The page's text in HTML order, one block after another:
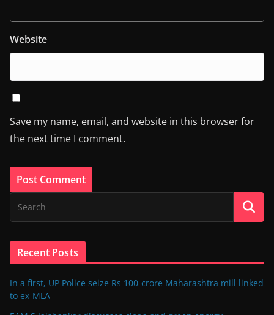
Website
Save my name, email, and website in this browser for
the next time I comment.
Recent Posts
In a first, UP Police seize Rs 100-crore Maharashtra mill linked
to ex-MLA